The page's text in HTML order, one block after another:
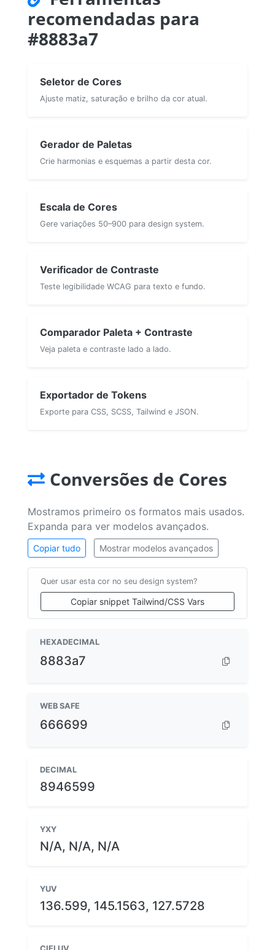
recomendadas para
#8883a7
Seletor de Cores
Ajuste matiz, saturação e brilho da cor atual.
Gerador de Paletas
Crie harmonias e esquemas a partir desta cor.
Escala de Cores
Gere variações 50–900 para design system.
Verificador de Contraste
Teste legibilidade WCAG para texto e fundo.
Comparador Paleta + Contraste
Veja paleta e contraste lado a lado.
Exportador de Tokens
Exporte para CSS, SCSS, Tailwind e JSON.
Conversões de Cores
Mostramos primeiro os formatos mais usados.
Expanda para ver modelos avançados.
Copiar tudo Mostrar modelos avançados
Quer usar esta cor no seu design system?
Copiar snippet Tailwind/CSS Vars
HEXADECIMAL
8883a7
WEB SAFE
666699
DECIMAL
8946599
YXY
N/A, N/A, N/A
YUV
136.599, 145.1563, 127.5728
CIELUV